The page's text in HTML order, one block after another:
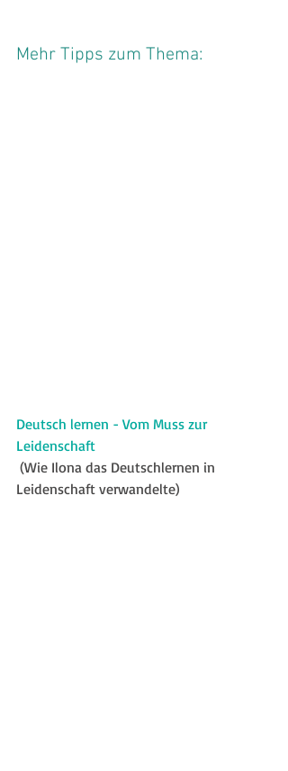
Mehr Tipps zum Thema:
Deutsch lernen - Vom Muss zur
Leidenschaft
Leidenschaft verwandelte)